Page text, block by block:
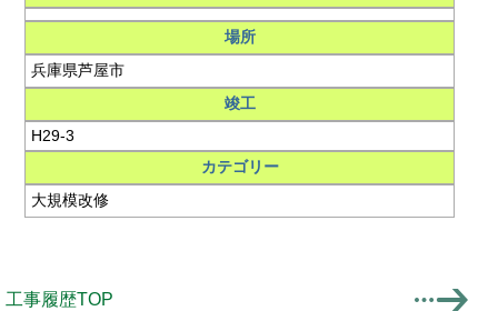
場所
兵庫県芦屋市
竣工
H29-3
カテゴリー
大規模改修
工事履歴TOP